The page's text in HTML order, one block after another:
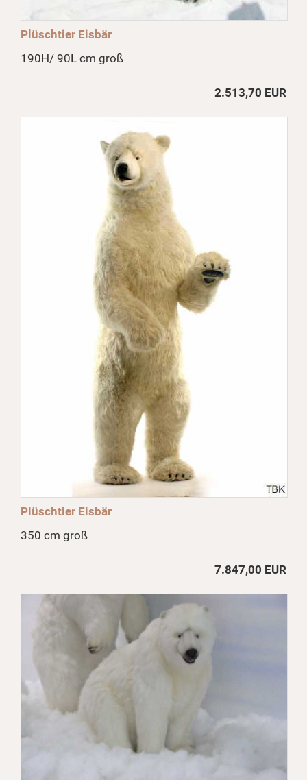
Plüschtier Eisbär
190H/ 90L cm groß
2.513,70 EUR
Plüschtier Eisbär
350 cm groß
7.847,00 EUR